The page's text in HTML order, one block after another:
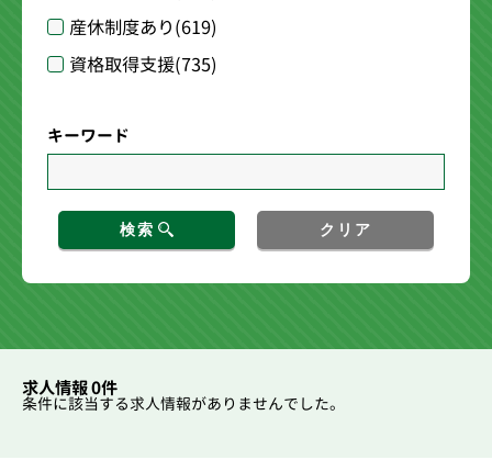
産休制度あり(619)
資格取得支援(735)
キーワード
検索 クリア
求人情報 0件
条件に該当する求人情報がありませんでした。